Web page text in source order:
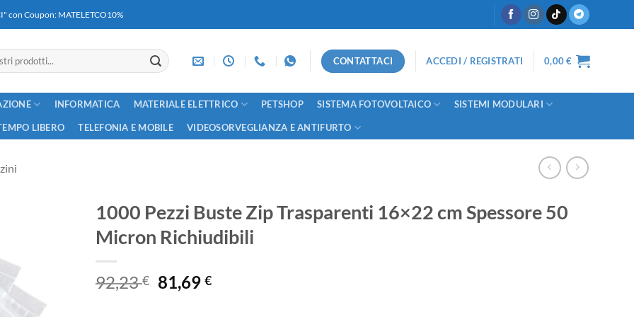
con Coupon: MATELETCO10%
CONTATTACI ACCEDI / REGISTRATI 0,00€
INFORMATICA MATERIALE ELETTRICO PETSHOP SISTEMA FOTOVOLTAICO SISTEMI MODULARI
LIBERO TELEFONIA E MOBILE VIDEOSORVEGLIANZA E ANTIFURTO
1000 Pezzi Buste Zip Trasparenti 16×22 cm Spessore 50
Micron Richiudibili
92,23€ Il
prezzo
81,69€Il